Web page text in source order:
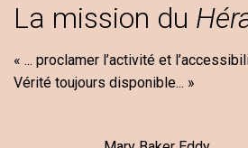
La mission du
« ... proclamer l’activité et
Vérité toujours disponible... »